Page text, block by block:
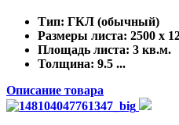
Тип: ГКЛ (обычный)
Размеры листа: 2500 x
Площадь листа: 3 кв.м.
Толщина: 9.5 ...
Описание товара